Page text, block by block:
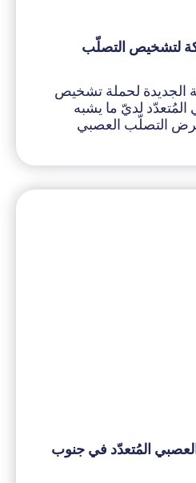
لتشخيص التصلّب
الجديدة لحملة تشخيص
لديّ ما يشبه
التصلّب العصبي
المُتعدّد في جنوب